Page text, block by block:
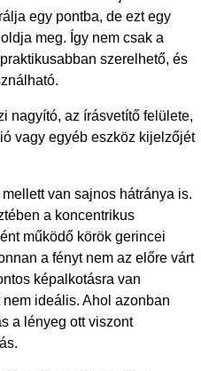
egy pontba, de ezt egy
meg. Így nem csak a
szerelhető, és
nagyító, az írásvetítő felülete,
vagy egyéb eszköz kijelzőjét
van sajnos hátránya is.
a koncentrikus
működő körök gerincei
a fényt nem az előre várt
képalkotásra van
ideális. Ahol azonban
a lényeg ott viszont